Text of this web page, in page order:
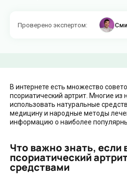
Проверено экспертом:
В интернете есть множество
псориатический артрит. Многие из
использовать натуральные
медицину и народные методы
информацию о наиболее
Что важно знать, если
псориатический
средствами